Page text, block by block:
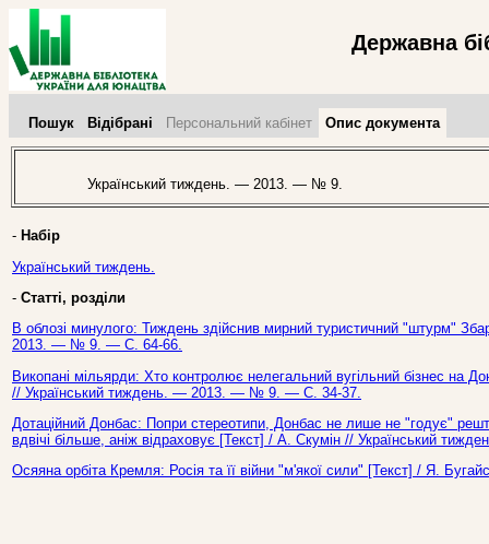
Державна
Пошук Відібрані Персональний кабінет Опис документа
Український тиждень. — 2013. — № 9.
- Набір
Український тиждень.
- Статті, розділи
В облозі минулого: Тиждень здійснив мирний туристичний "штурм"
2013. — № 9. — С. 64-66.
Викопані мільярди: Хто контролює нелегальний вугільний бізнес
// Український тиждень. — 2013. — № 9. — С. 34-37.
Дотаційний Донбас: Попри стереотипи, Донбас не лише не "годує"
вдвічі більше, аніж відраховує [Текст] / А. Скумін // Український
Осяяна орбіта Кремля: Росія та її війни "м'якої сили" [Текст] / Я.